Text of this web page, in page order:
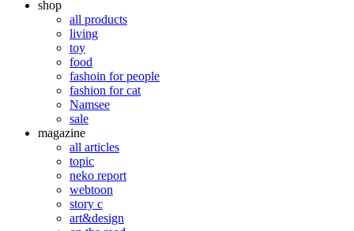
shop
all products
living
toy
food
fashoin for people
fashion for cat
Namsee
sale
magazine
all articles
topic
neko report
webtoon
story c
art&design